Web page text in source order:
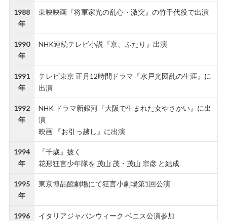
1988
年
東映映画『将軍家光の乱心・激突』の竹千代役で出演
1990
年
NHK連続テレビ小説『京、ふたり』出演
1991
年
テレビ東京 正月12時間ドラマ『水戸光圀乱の生涯』に
出演
1992
年
NHK ドラマ新銀河『大阪で生まれた女やさかい』に出
演
映画 『お引っ越し』に出演
1994
年
『千歳』披く
花形狂言少年隊を 茂山 茂・茂山 宗彦 と結成
1995
年
東京博品館劇場にて狂言小劇場第1回公演
1996
イタリアジャパンウィーク ベニス公演参加